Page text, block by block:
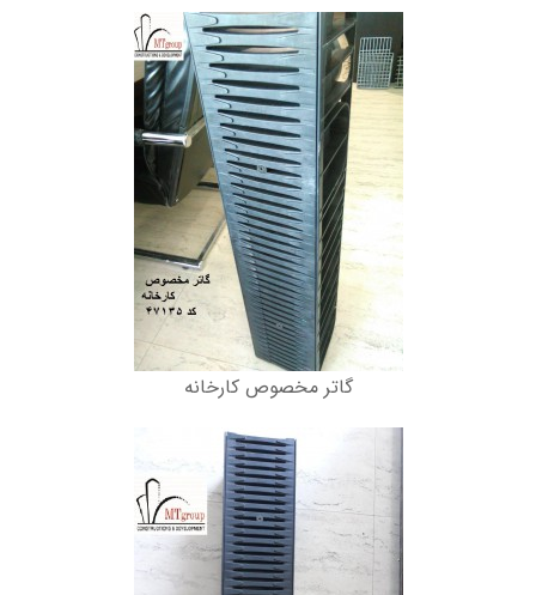
گاتر مخصوص کارخانه